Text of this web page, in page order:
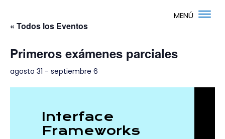
« Todos los Eventos
Primeros exámenes parciales
agosto 31 - septiembre 6
Interface
Frameworks